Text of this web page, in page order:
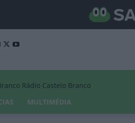
Rádio Castelo Branco
MULTIMÉDIA